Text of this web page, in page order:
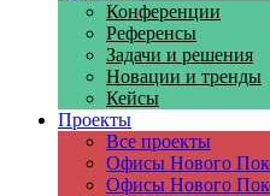
Конференции
Референсы
Задачи и решения
Новации и тренды
Кейсы
Проекты
Все проекты
Офисы Нового
Офисы Нового